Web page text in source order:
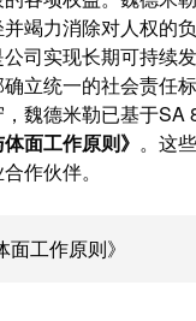
竭力消除对人权的
司实现长期可持续
立统一的社会责任
魏德米勒已基于SA
体面工作原则》 。这
作伙伴。
工作原则》